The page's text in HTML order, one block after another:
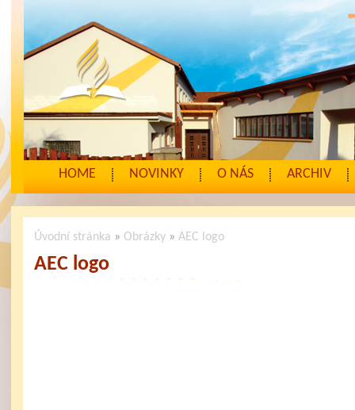
HOME NOVINKY O NÁS ARCHIV
Úvodní stránka » Obrázky »AEC logo
AEC logo